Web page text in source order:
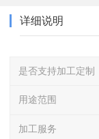
详细说明
是否支持加工定制
用途范围
加工服务